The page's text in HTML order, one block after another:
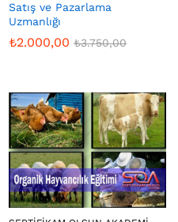
Satış ve Pazarlama
Uzmanlığı
₺2.000,00 ₺3.750,00